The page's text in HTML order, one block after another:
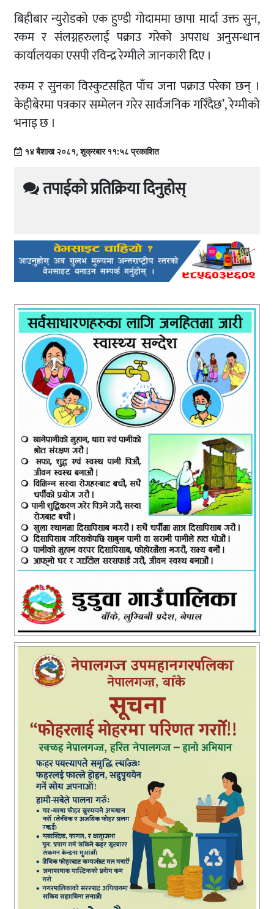
बिहीबार न्युरोडको एक हुण्डी गोदाममा छापा मार्दा उक्त सुन,
रकम र संलग्नहरुलाई पक्राउ गरेको अपराध अनुसन्धान
कार्यालयका एसपी रविन्द्र रेग्मीले जानकारी दिए ।
रकम र सुनका विस्कुटसहित पाँच जना पक्राउ परेका छन् ।
केहीबेरमा पत्रकार सम्मेलन गरेर सार्वजनिक गरिँदैछ’, रेग्मीको
भनाइ छ ।
१४ बैशाख २०८१, शुक्रबार ११:५८ प्रकाशित
तपाईको प्रतिक्रिया दिनुहोस्